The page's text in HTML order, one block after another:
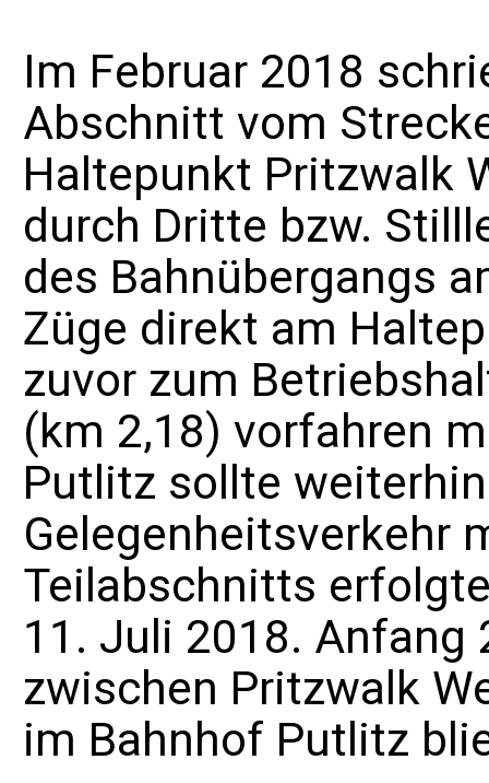
Im Februar 2018
Abschnitt vom
Haltepunkt Pritzwalk
durch Dritte bzw.
des Bahnübergangs
Züge direkt am
zuvor zum
(km 2,18) vorfahren
Putlitz sollte
Gelegenheitsverkehr
Teilabschnitts
11. Juli 2018. Anfang
zwischen Pritzwalk
im Bahnhof Putlitz